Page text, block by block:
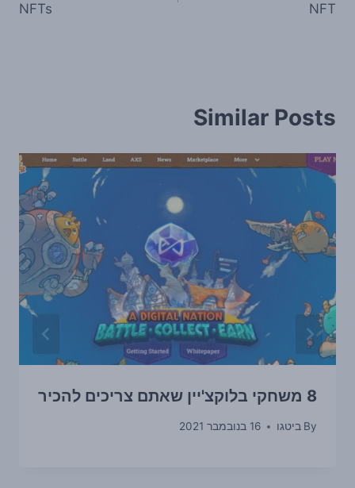
NFT
NFTs
Similar Posts
8 משחקי בלוקצ'יין שאתם צריכים להכיר
By ביטגו 16 בנובמבר 2021